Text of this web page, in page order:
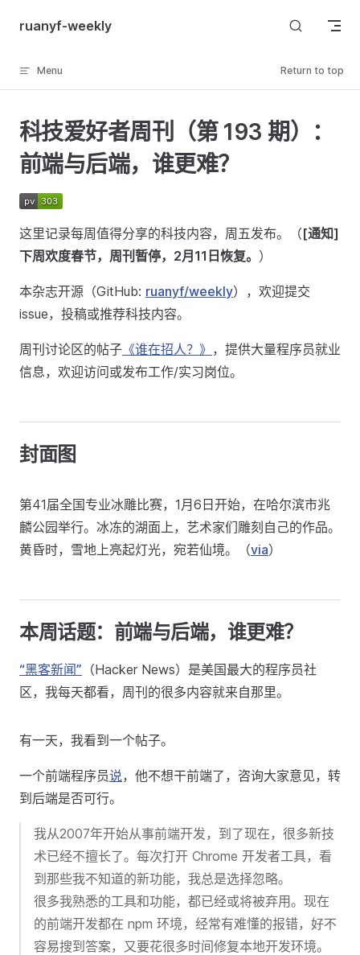
Skip to content
ruanyf-weekly
Menu Return to top
科技爱好者周刊（第 193 期）：
前端与后端，谁更难？
这里记录每周值得分享的科技内容，周五发布。（[通知]
下周欢度春节，周刊暂停，2月11日恢复。 ）
本杂志开源（GitHub: ruanyf/weekly），欢迎提交
issue，投稿或推荐科技内容。
周刊讨论区的帖子 《谁在招人？》 ，提供大量程序员就业
信息，欢迎访问或发布工作/实习岗位。
封面图
第41届全国专业冰雕比赛，1月6日开始，在哈尔滨市兆
麟公园举行。冰冻的湖面上，艺术家们雕刻自己的作品。
黄昏时，雪地上亮起灯光，宛若仙境。（via）
本周话题：前端与后端，谁更难？
“黑客新闻” （Hacker News）是美国最大的程序员社
区，我每天都看，周刊的很多内容就来自那里。
有一天，我看到一个帖子。
一个前端程序员说，他不想干前端了，咨询大家意见，转
到后端是否可行。
我从2007年开始从事前端开发，到了现在，很多新技
术已经不擅长了。每次打开 Chrome 开发者工具，看
到那些我不知道的新功能，我总是选择忽略。
很多我熟悉的工具和功能，都已经或将被弃用。现在
的前端开发都在 npm 环境，经常有难懂的报错，好不
容易搜到答案，又要花很多时间修复本地开发环境。